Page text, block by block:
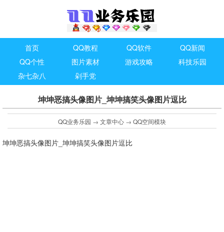
首页 QQ教程 QQ软件
QQ新闻
QQ个性
图片素材 游戏攻略
科技乐园
杂七杂八
剁手党
坤坤恶搞头像图片_坤坤搞笑头像图片逗比
QQ业务乐园 → 文章中心 → QQ空间模块
坤坤恶搞头像图片_坤坤搞笑头像图片逗比